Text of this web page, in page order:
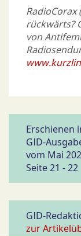
RadioCorax
rückwärts?
von
Erschienen
GID-
vom Mai
Seite 21 - 22
GID-
zur